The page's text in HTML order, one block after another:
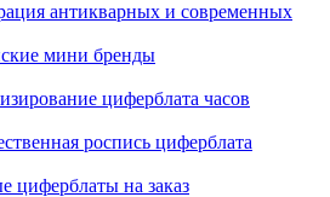
антикварных и современных
мини бренды
циферблата часов
роспись циферблата
циферблаты на заказ